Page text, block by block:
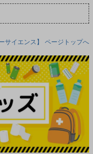
イエンス】 ページトップへ